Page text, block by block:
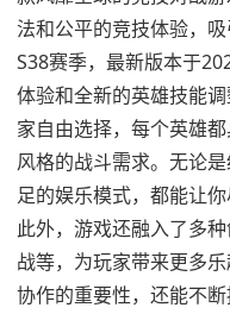
法和公平的竞技体验，
S38赛季，最新版本于
体验和全新的英雄技能
家自由选择，每个英雄
风格的战斗需求。无论
足的娱乐模式，都能让
此外，游戏还融入了多
战等，为玩家带来更多
协作的重要性，还能不